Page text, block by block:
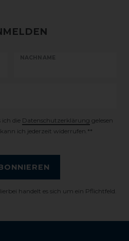
NACHNAME
ich die Daten­schutz­erklärung gelesen
ich jederzeit widerrufen.**
handelt es sich um ein Pflichtfeld.